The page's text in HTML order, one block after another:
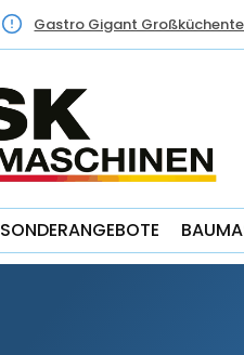
Gastro Gigant
SONDERANGEBOTE